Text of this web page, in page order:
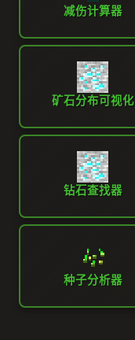
减伤计算器
矿石分布可视化
钻石查找器
种子分析器